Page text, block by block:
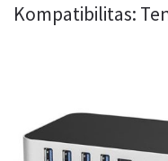
Kompatibilitas: